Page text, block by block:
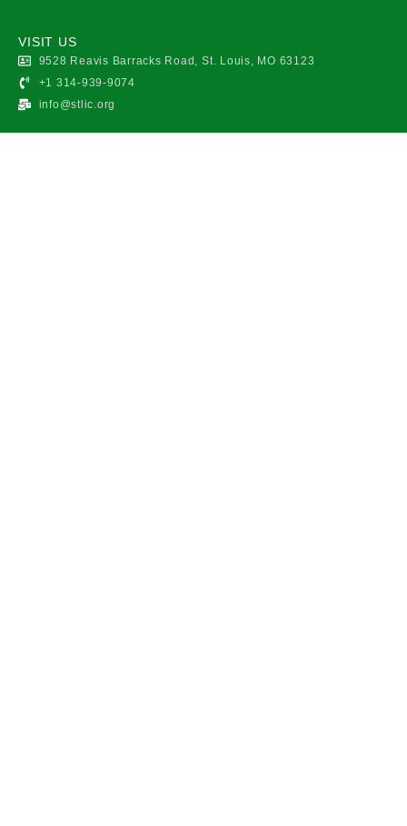
VISIT US
9528 Reavis Barracks Road, St. Louis, MO 63123
+1 314-939-9074
info@stlic.org